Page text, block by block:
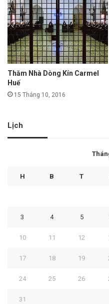
Thăm Nhà Dòng Kín Carmel
Huế
15 Tháng 10, 2016
Lịch
H B T
3 4 5
10 11 12
17 18 19
24 25 26
31